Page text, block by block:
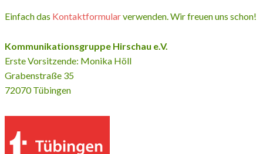
Einfach das Kontaktformularverwenden. Wir freuen uns schon!
Kommunikationsgruppe Hirschau e.V.
Erste Vorsitzende: Monika Höll
Grabenstraße 35
72070 Tübingen